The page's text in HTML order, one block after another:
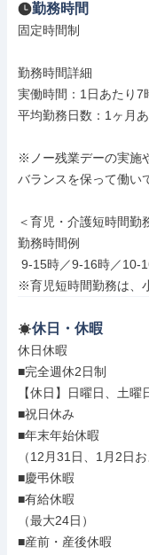
勤務時間
固定時間制
勤務時間詳細
実働時間：1日あたり7
平均勤務日数：1ヶ月
※ノー残業デーの実施
バランスを保って働い
＜育児・介護短時間勤
勤務時間例
※育児短時間勤務は、
休日・休暇
休日休暇
■完全週休2日制
【休日】日曜日、土
■祝日休み
■年末年始休暇
（12月31日、1月2日お
■慶弔休暇
■有給休暇
（最大24日）
■産前・産後休暇